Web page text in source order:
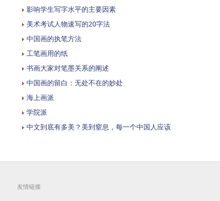
影响学生写字水平的主要因素
美术考试人物速写的20字法
中国画的执笔方法
工笔画用的纸
书画大家对笔墨关系的阐述
中国画的留白：无处不在的妙处
海上画派
学院派
中文到底有多美？美到窒息，每一个中国人应该
友情链接